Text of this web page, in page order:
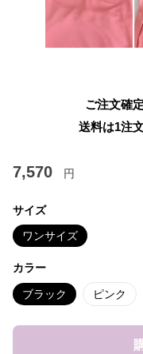
ご注文確
送料は1注
7,570 円
サイズ
ワンサイズ
カラー
ブラック ピンク